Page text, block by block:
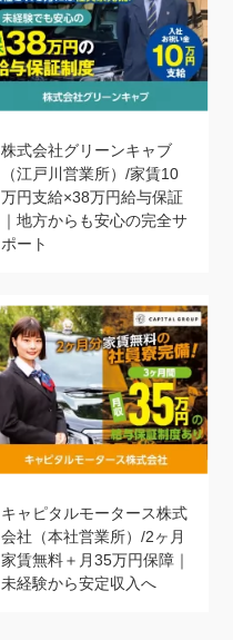
株式会社グリーンキャブ
（江戸川営業所）/家賃10
万円支給×38万円給与保証
｜地方からも安心の完全サ
ポート
キャピタルモータース株式
会社（本社営業所）/2ヶ月
家賃無料＋月35万円保障｜
未経験から安定収入へ